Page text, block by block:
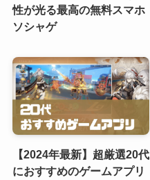
性が光る最高の無料スマホ
ソシャゲ
【2024年最新】超厳選20代
におすすめのゲームアプリ